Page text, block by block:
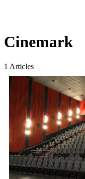
Cinemark
1 Articles